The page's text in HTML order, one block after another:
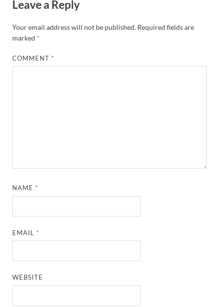
Leave a Reply
Your email address will not be published. Required fields are
marked *
COMMENT *
NAME *
EMAIL *
WEBSITE